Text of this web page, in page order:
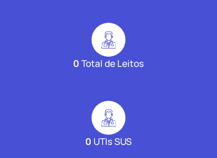
0Total de Leitos
0 UTIs SUS